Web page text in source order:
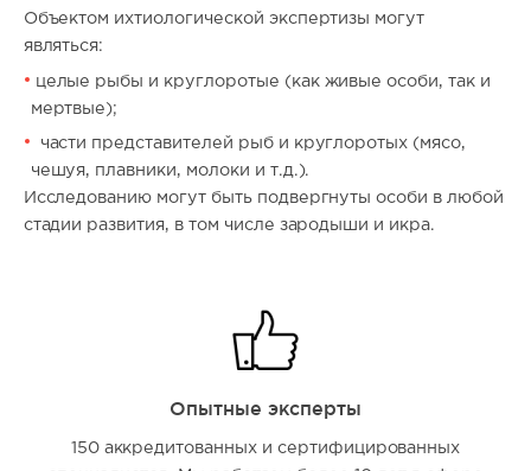
Объектом ихтиологической экспертизы могут
являться:
целые рыбы и круглоротые (как живые особи, так и
мертвые);
части представителей рыб и круглоротых (мясо,
чешуя, плавники, молоки и т.д.).
Исследованию могут быть подвергнуты особи в любой
стадии развития, в том числе зародыши и икра.
Опытные эксперты
150 аккредитованных и сертифицированных